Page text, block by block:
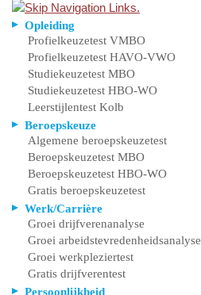
Opleiding
Profielkeuzetest VMBO
Profielkeuzetest HAVO-VWO
Studiekeuzetest MBO
Studiekeuzetest HBO-WO
Leerstijlentest Kolb
Beroepskeuze
Algemene beroepskeuzetest
Beroepskeuzetest MBO
Beroepskeuzetest HBO-WO
Gratis beroepskeuzetest
Werk/Carrière
Groei drijfverenanalyse
Groei arbeidstevredenheidsanalyse
Groei werkpleziertest
Gratis drijfverentest
Persoonlijkheid